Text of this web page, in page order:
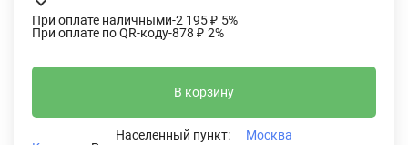
При оплате наличными-2 195₽ 5%
При оплате по QR-коду-878 ₽ 2%
В корзину
Населенный пункт:
Москва